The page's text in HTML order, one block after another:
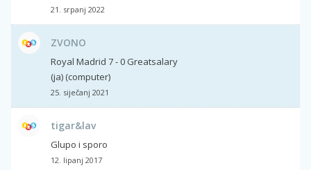
21. srpanj 2022
ZVONO
Royal Madrid 7 - 0 Greatsalary
(ja) (computer)
25. siječanj 2021
tigar&lav
Glupo i sporo
12. lipanj 2017